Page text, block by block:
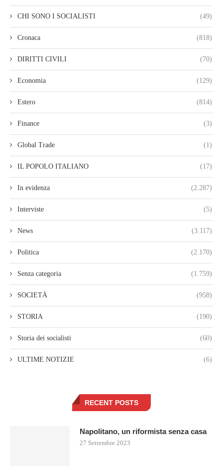
CHI SONO I SOCIALISTI (49)
Cronaca (818)
DIRITTI CIVILI (70)
Economia (129)
Estero (814)
Finance (3)
Global Trade (1)
IL POPOLO ITALIANO (17)
In evidenza (2.287)
Interviste (5)
News (3.117)
Politica (2.170)
Senza categoria (1.759)
SOCIETÀ (958)
STORIA (190)
Storia dei socialisti (60)
ULTIME NOTIZIE (6)
RECENT POSTS
Napolitano, un riformista senza casa
27 Settembre 2023